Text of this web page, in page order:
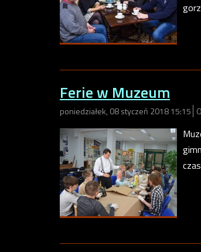
Ferie w Muzeum
poniedziałek, 08 styczeń 2018 15:15